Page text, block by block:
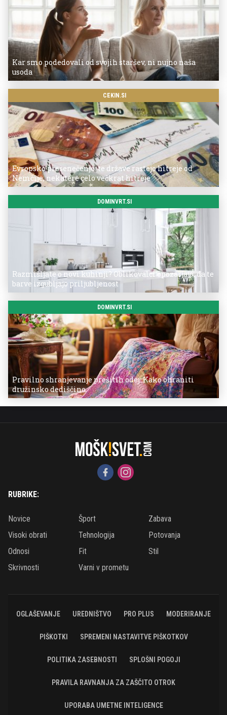
Kar smo podedovali od svojih staršev, ni nujno naša
usoda
CEKIN.SI
Evropsko presenečenje: te države rastejo hitreje od
Nemčije, nekatere celo večkrat hitreje
DOMINVRT.SI
Razmišljate o novi kuhinji? Oblikovalci opozarjajo, da te
barve izgubljajo priljubljenost
DOMINVRT.SI
Pravilno shranjevanje prešitih odej: Kako ohraniti
družinsko dediščino
RUBRIKE:
Novice Šport
Zabava
Visoki obrati
Tehnologija
Potovanja
Odnosi
Fit
Stil
Skrivnosti
Varni v prometu
OGLAŠEVANJE UREDNIŠTVO PRO PLUS MODERIRANJE
PIŠKOTKI SPREMENI NASTAVITVE PIŠKOTKOV
POLITIKA ZASEBNOSTI SPLOŠNI POGOJI
PRAVILA RAVNANJA ZA ZAŠČITO OTROK
UPORABA UMETNE INTELIGENCE